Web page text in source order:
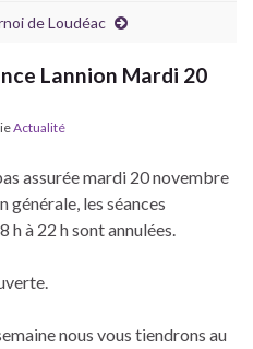
de Loudéac
Lannion Mardi 20
Actualité
assurée mardi 20 novembre
générale, les séances
h à 22 h sont annulées.
nous vous tiendrons au